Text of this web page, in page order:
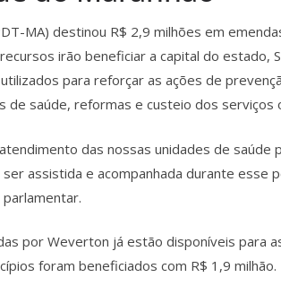
MA) destinou R$ 2,9 milhões em
irão beneficiar a capital do estado,
para reforçar as ações de
de saúde, reformas e custeio dos serviços
das nossas unidades de saúde
assistida e acompanhada durante esse
por Weverton já estão disponíveis para
foram beneficiados com R$ 1,9 milhão.